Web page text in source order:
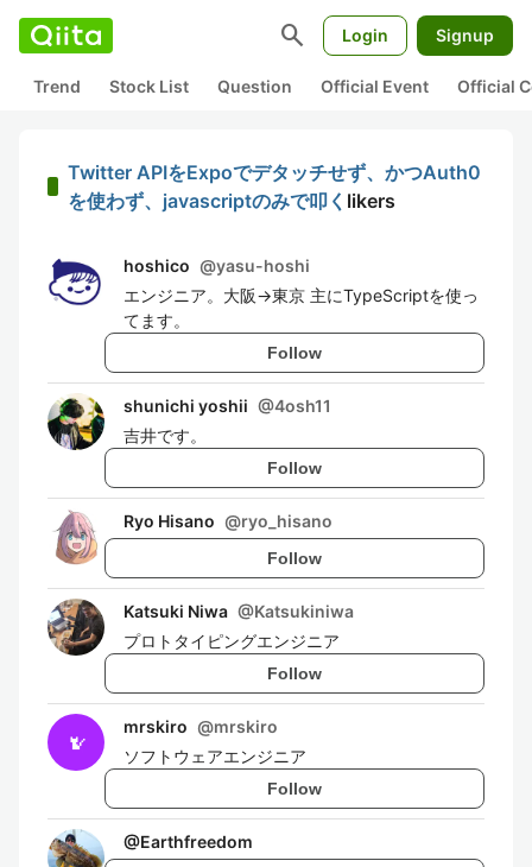
search Login Signup
Trend Stock List Question Official Event Official
Twitter APIをExpoでデタッチせず、かつAuth0
を使わず、javascriptのみで叩く likers
hoshico @yasu-hoshi
エンジニア。大阪→東京 主にTypeScriptを使っ
てます。
Follow
shunichi yoshii @4osh11
吉井です。
Follow
Ryo Hisano @ryo_hisano
Follow
Katsuki Niwa @Katsukiniwa
プロトタイピングエンジニア
Follow
mrskiro @mrskiro
ソフトウェアエンジニア
Follow
@Earthfreedom